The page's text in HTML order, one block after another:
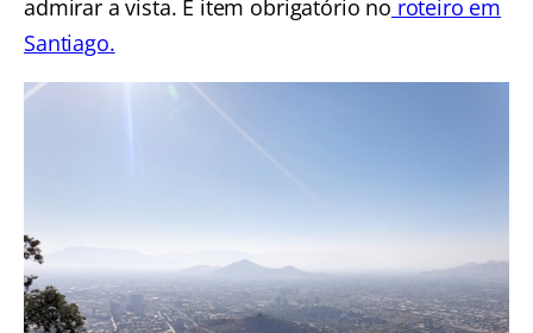
admirar a vista. É item obrigatório no roteiro em
Santiago.